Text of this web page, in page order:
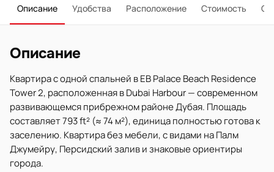
Описание Удобства Расположение Стоимость О
Описание
Квартира с одной спальней в EB Palace Beach Residence
Tower 2, расположенная в Dubai Harbour — современном
развивающемся прибрежном районе Дубая. Площадь
составляет 793 ft² (≈ 74 м²), единица полностью готова к
заселению. Квартира без мебели, с видами на Палм
Джумейру, Персидский залив и знаковые ориентиры
города.